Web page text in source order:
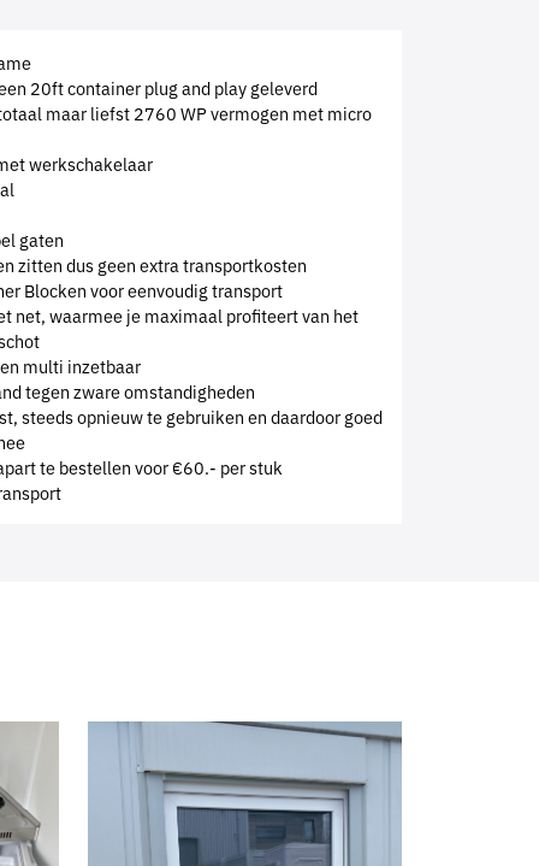
20ft container plug and play geleverd
maar liefst 2760 WP vermogen met micro
werkschakelaar
gaten
zitten dus geen extra transportkosten
Blocken voor eenvoudig transport
net, waarmee je maximaal profiteert van het
multi inzetbaar
tegen zware omstandigheden
steeds opnieuw te gebruiken en daardoor goed
te bestellen voor €60.- per stuk